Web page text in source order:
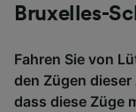
Bruxelles-
Fahren Sie von
den Zügen
dass diese Züge